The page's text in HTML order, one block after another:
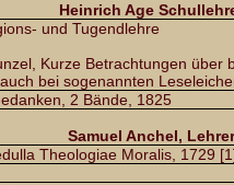
Heinrich Age
und Tugendlehre
Kurze Betrachtungen über
bei sogenannten
2 Bände, 1825
Samuel Anchel, Lehrer
Theologiae Moralis, 1729